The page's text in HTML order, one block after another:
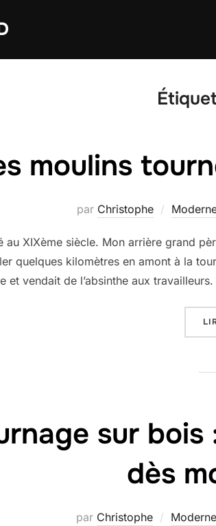
moulins
par Christophe
au XIXème siècle. Mon arrière grand
quelques kilomètres en amont à la
et vendait de l’absinthe aux
sur bois
dès
par Christophe Moderne